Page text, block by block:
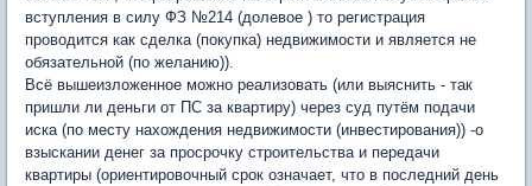
вступления в силу ФЗ №214 (долевое ) то регистрация
проводится как сделка (покупка) недвижимости и является не
обязательной (по желанию)).
Всё вышеизложенное можно реализовать (или выяснить - так
пришли ли деньги от ПС за квартиру) через суд путём подачи
иска (по месту нахождения недвижимости (инвестирования)) -о
взыскании денег за просрочку строительства и передачи
квартиры (ориентировочный срок означает, что в последний день